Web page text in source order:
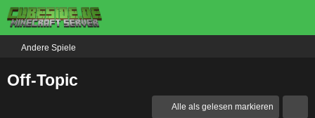
Andere Spiele
Off-Topic
Alle als gelesen markieren